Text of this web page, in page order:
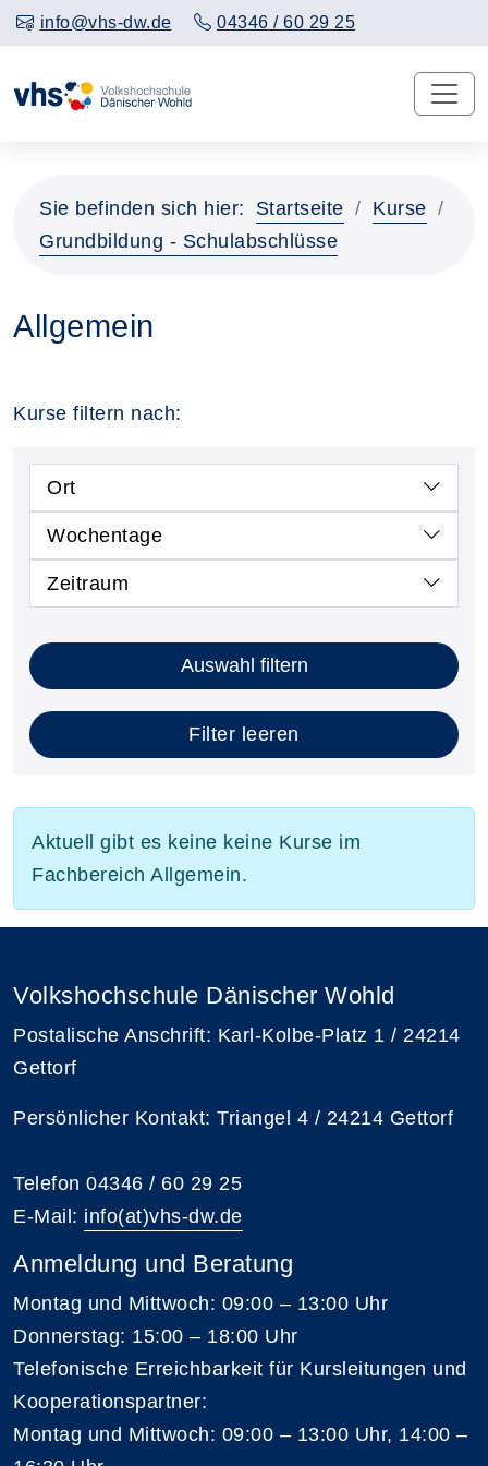
info@vhs-dw.de 04346 / 60 29 25
Sie befinden sich hier: Startseite
Kurse
Grundbildung - Schulabschlüsse
Allgemein
Kurse filtern nach:
Ort
Wochentage
Zeitraum
Auswahl filtern
Filter leeren
Aktuell gibt es keine keine Kurse im
Fachbereich Allgemein.
Volkshochschule Dänischer Wohld
Postalische Anschrift: Karl-Kolbe-Platz 1 / 24214
Gettorf
Persönlicher Kontakt: Triangel 4 / 24214 Gettorf
Telefon 04346 / 60 29 25
E-Mail: info(at)vhs-dw.de
Anmeldung und Beratung
Montag und Mittwoch: 09:00 – 13:00 Uhr
Donnerstag: 15:00 – 18:00 Uhr
Telefonische Erreichbarkeit für Kursleitungen und
Kooperationspartner:
Montag und Mittwoch: 09:00 – 13:00 Uhr, 14:00 –